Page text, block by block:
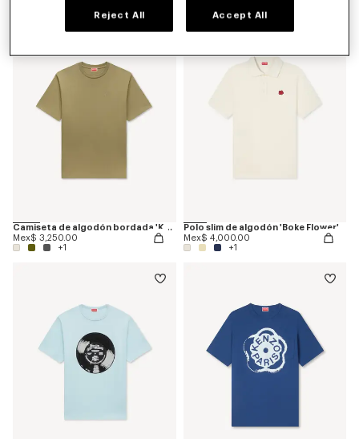
Camiseta de algodón bordada 'KENZO Signature'
Mex$ 3,250.00
+1
Polo slim de algodón 'Boke Flower'
Mex$ 4,000.00
+1
Reject All Accept All